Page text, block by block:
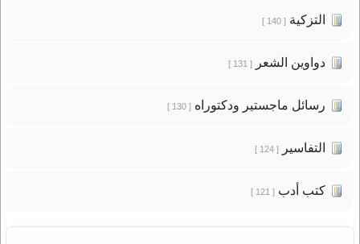
التزكية[ 140 ]
دواوين الشعر[ 131 ]
رسائل ماجستير ودكتوراه[ 130 ]
التفاسير[ 124 ]
كتب أدب[ 121 ]